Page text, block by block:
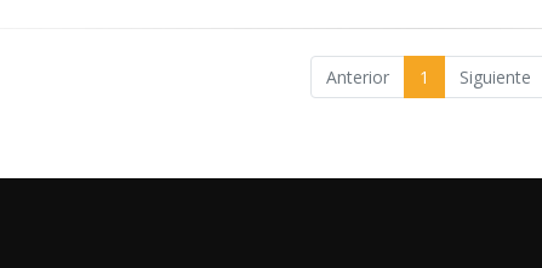
Anterior 1 Siguiente